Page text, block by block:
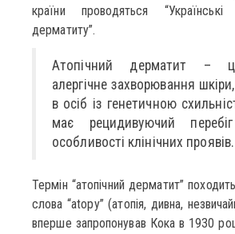
країни проводяться “Українські
дерматиту”.
Атопічний дерматит –
алергічне захворювання
в осіб із генетичною
має рецидивуючий
особливості клінічних проявів.
Термін “атопічний дерматит”
слова “аtору” (атопія, дивна,
вперше запропонував Кока в 1930